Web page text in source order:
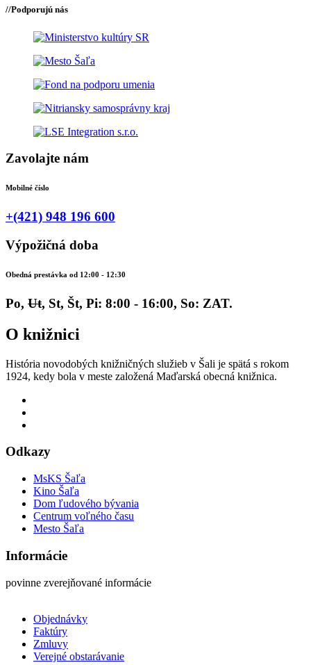
//Podporujú nás
Zavolajte nám
Mobilné číslo
+(421) 948 196 600
Výpožičná doba
Obedná prestávka od 12:00 - 12:30
Po, Ut, St, Št, Pi: 8:00 - 16:00, So: ZAT.
O knižnici
História novodobých knižničných služieb v Šali je spätá s rokom
1924, kedy bola v meste založená Maďarská obecná knižnica.
Odkazy
MsKS Šaľa
Kino Šaľa
Dom ľudového bývania
Centrum voľného času
Mesto Šaľa
Informácie
povinne zverejňované informácie
Objednávky
Faktúry
Zmluvy
Verejné obstarávanie